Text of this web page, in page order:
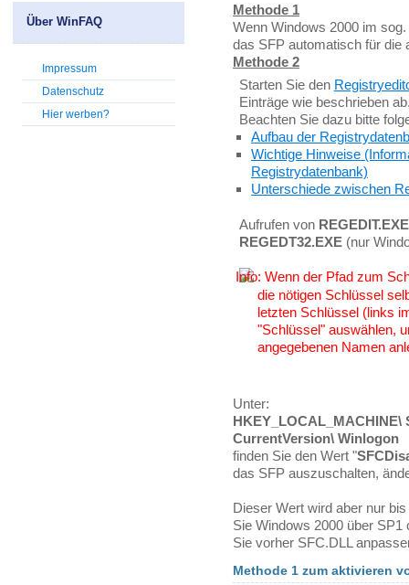
Methode 1
Wenn Windows 2000 im
das SFP automatisch für die
Methode 2
Starten Sie den
Einträge wie beschrieben
Beachten Sie dazu bitte
Aufbau der
Wichtige Hinweise
Registrydatenbank)
Unterschiede zwischen
Aufrufen von REGEDIT.EXE
REGEDT32.EXE(nur
Wenn der Pfad zum
die nötigen Schlüssel
letzten Schlüssel (links
"Schlüssel" auswählen,
angegebenen Namen
Unter:
CurrentVersion\ Winlogon
finden Sie den Wert "
das SFP auszuschalten,
Dieser Wert wird aber nur bis
Sie Windows 2000 über
Sie vorher SFC.DLL
Methode 1 zum aktivieren
Über WinFAQ
Impressum
Datenschutz
Hier werben?